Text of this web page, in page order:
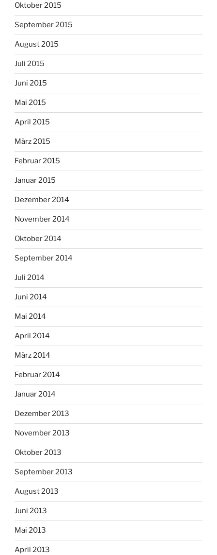
Oktober 2015
September 2015
August 2015
Juli 2015
Juni 2015
Mai 2015
April 2015
März 2015
Februar 2015
Januar 2015
Dezember 2014
November 2014
Oktober 2014
September 2014
Juli 2014
Juni 2014
Mai 2014
April 2014
März 2014
Februar 2014
Januar 2014
Dezember 2013
November 2013
Oktober 2013
September 2013
August 2013
Juni 2013
Mai 2013
April 2013